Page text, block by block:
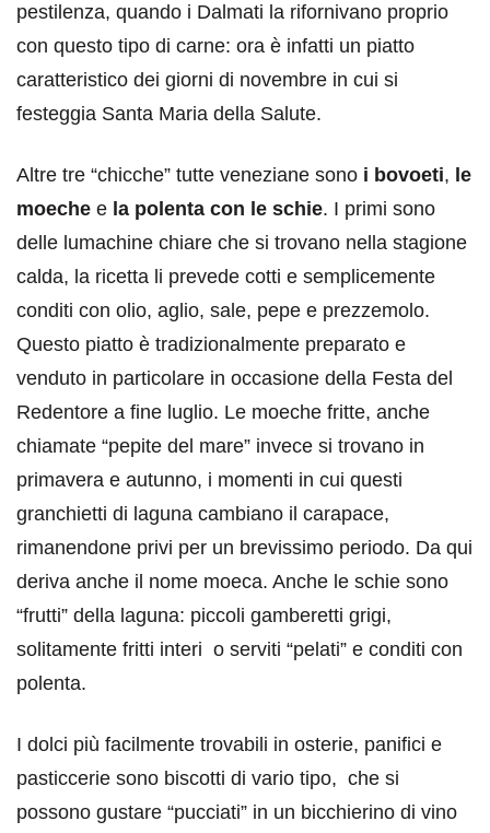
pestilenza, quando i Dalmati la rifornivano proprio
con questo tipo di carne: ora è infatti un piatto
caratteristico dei giorni di novembre in cui si
festeggia Santa Maria della Salute.
Altre tre “chicche” tutte veneziane sono i bovoeti, le
moeche e la polenta con le schie. I primi sono
delle lumachine chiare che si trovano nella stagione
calda, la ricetta li prevede cotti e semplicemente
conditi con olio, aglio, sale, pepe e prezzemolo.
Questo piatto è tradizionalmente preparato e
venduto in particolare in occasione della Festa del
Redentore a fine luglio. Le moeche fritte, anche
chiamate “pepite del mare” invece si trovano in
primavera e autunno, i momenti in cui questi
granchietti di laguna cambiano il carapace,
rimanendone privi per un brevissimo periodo. Da qui
deriva anche il nome moeca. Anche le schie sono
“frutti” della laguna: piccoli gamberetti grigi,
solitamente fritti interi o serviti “pelati” e conditi con
polenta.
I dolci più facilmente trovabili in osterie, panifici e
pasticcerie sono biscotti di vario tipo, che si
possono gustare “pucciati” in un bicchierino di vino